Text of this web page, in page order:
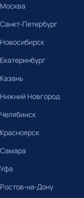
Москва
Санкт-Петербург
Новосибирск
Екатеринбург
Казань
Нижний Новгород
Челябинск
Красноярск
Самара
Уфа
Ростов-на-Дону